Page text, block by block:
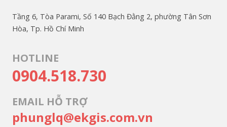
Tầng 6, Tòa Parami, Số 140 Bạch Đằng 2, phường Tân Sơn
Hòa, Tp. Hồ Chí Minh
HOTLINE
0904.518.730
EMAIL HỖ TRỢ
phunglq@ekgis.com.vn